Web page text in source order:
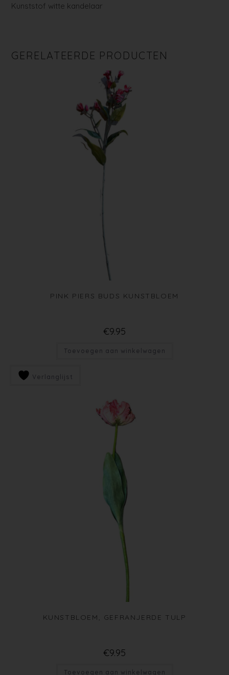
Kunststof witte kandelaar
GERELATEERDE PRODUCTEN
PINK PIERS BUDS KUNSTBLOEM
€9.95
Toevoegen aan winkelwagen
Verlanglijst
KUNSTBLOEM, GEFRANJERDE TULP
€9.95
Toevoegen aan winkelwagen